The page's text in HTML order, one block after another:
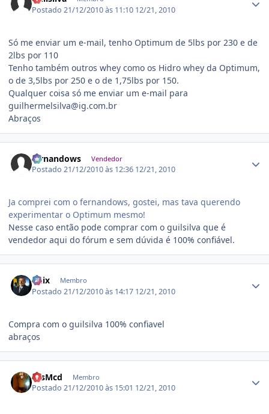
Postado21/12/2010 às 11:10 12/21, 2010
Só me enviar um e-mail, tenho Optimum de 5lbs por 230 e de
2lbs por 110
Tenho também outros whey como os Hidro whey da Optimum,
o de 3,5lbs por 250 e o de 1,75lbs por 150.
Qualquer coisa só me enviar um e-mail para
guilhermelsilva@ig.com.br
Abraços
fernandows Vendedor
Postado21/12/2010 às 12:36 12/21, 2010
Ja comprei com o fernandows, gostei, mas tava querendo
experimentar o Optimum mesmo!
Nesse caso então pode comprar com o guilsilva que é
vendedor aqui do fórum e sem dúvida é 100% confiável.
unix Membro
Postado21/12/2010 às 14:17 12/21, 2010
Compra com o guilsilva 100% confiavel
abraços
ScsMcd Membro
Postado21/12/2010 às 15:01 12/21, 2010